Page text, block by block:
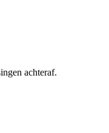
achteraf.